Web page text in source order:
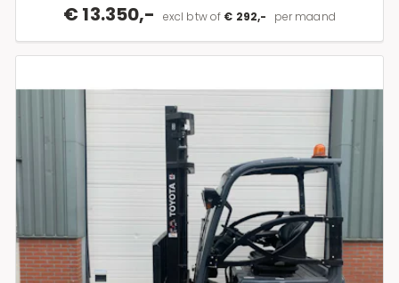
€ 13.350,- excl btw of € 292,- per maand